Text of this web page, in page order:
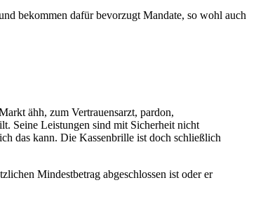
bekommen dafür bevorzugt Mandate, so wohl auch
ähh, zum Vertrauensarzt, pardon,
Seine Leistungen sind mit Sicherheit nicht
das kann. Die Kassenbrille ist doch schließlich
Mindestbetrag abgeschlossen ist oder er